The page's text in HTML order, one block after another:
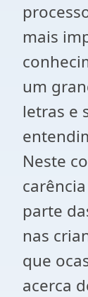
mais
um
letras e
Neste
parte
nas
que
acerca